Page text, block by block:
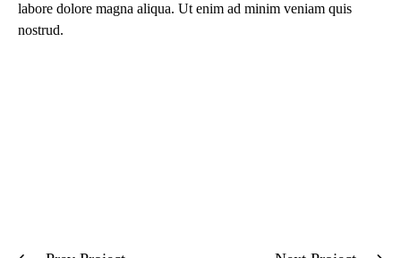
labore dolore magna aliqua. Ut enim ad minim veniam quis
nostrud.